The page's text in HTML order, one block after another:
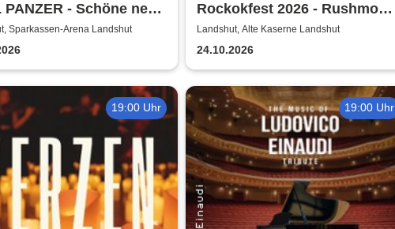
PANZER - Schöne neue
welcome to hell
Sparkassen-Arena Landshut
Rockokfest 2026 - Rushmoon
+ Stepfather Fred + Ileander +
Emperial
Landshut, Alte Kaserne Landshut
24.10.2026
19:00 Uhr 19:00 Uhr